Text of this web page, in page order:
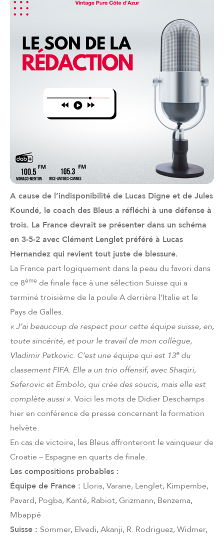
A cause de l’indisponibilité de Lucas Digne et de Jules
Koundé, le coach des Bleus a réfléchi à une défense à
trois. La France devrait se présenter dans un schéma
en 3-5-2 avec Clément Lenglet préféré à Lucas
Hernandez qui revient tout juste de blessure.
La France part logiquement dans la peau du favori dans
ce 8ème de finale face à une sélection Suisse qui a
terminé troisième de la poule A derrière l’Italie et le
Pays de Galles.
« J’ai beaucoup de respect pour cette équipe suisse, en,
toute sincérité, et pour le travail de mon collègue,
Vladimir Petkovic. C’est une équipe qui est 13e du
classement FIFA. Elle a un trio offensif, avec Shaqiri,
Seferovic et Embolo, qui crée des soucis, mais elle est
complète aussi ». Voici les mots de Didier Deschamps
hier en conférence de presse concernant la formation
helvète.
En cas de victoire, les Bleus affronteront le vainqueur de
Croatie – Espagne en quarts de finale.
Les compositions probables :
Équipe de France : Lloris, Varane, Lenglet, Kimpembe,
Pavard, Pogba, Kanté, Rabiot, Grizmann, Benzema,
Mbappé
Suisse : Sommer, Elvedi, Akanji, R. Rodriguez, Widmer,